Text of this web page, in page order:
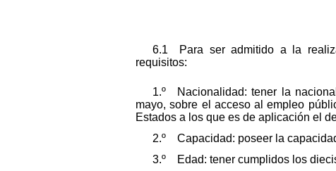
6.1 Para ser admitido a la
requisitos:
1.º Nacionalidad: tener la
mayo, sobre el acceso al empleo
Estados a los que es de aplicación el
2.º Capacidad: poseer la
3.º Edad: tener cumplidos los